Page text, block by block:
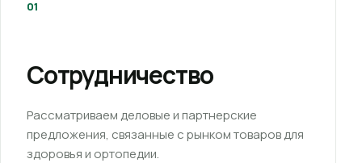
01
Сотрудничество
Рассматриваем деловые и партнерские
предложения, связанные с рынком товаров для
здоровья и ортопедии.